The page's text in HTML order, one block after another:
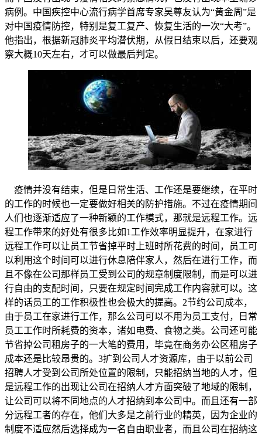
病例。中国疾控中心流行病学首席专家吴尊友认为“黄金周”是
对中国疫情防控，特别是复工复产、恢复生活的一次“大考”。
他指出，根据新冠肺炎平均潜伏期，从假日结束以后，还要观
察大概10天左右，才可以做最后判定。
疫情并没有结束，但是日常生活、工作还是要继续，在平时
的工作的时候也一定要做好相关的防护措施。不过在疫情期间
人们也逐渐适应了一种新颖的工作模式，那就是远程工作。远
程工作带来的好处有很多比如1工作效率明显提升，在家进行
远程工作可以让员工节省掉平时上班时所花费的时间，员工可
以利用这个时间可以进行休息陪伴家人，然后在进行工作，而
且不像在公司那样员工受到公司的规章制度限制，而是可以进
行自由的支配时间，只要在规定时间完成工作内容就可以。这
样的话员工的工作积极性也会极大的提高。2节约公司成本，
由于员工在家进行工作，那么公司可以不用为员工支付，日常
员工工作时所耗费的资本，诸如电费、食物之类。公司还可能
节省掉公司租房子的一大笔的费用，毕竟在商务办公区租房子
成本还是比较昂贵的。3扩到公司人才资源库，由于以前公司
招聘人才受到公司所处位置的限制，只能招纳当地的人才，但
是远程工作的出现让公司在招纳人才方面突破了地域的限制，
让公司可以将不同地点的人才招纳到本公司中。而且还有一部
分远程工者的存在，他们大多是之前行业的精英，因为企业的
制度不适应然后选择成为一名自由职业者，而且公司在招纳这